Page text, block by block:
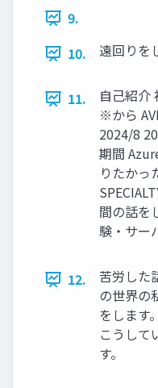
9.
10.
遠回りを
11.
自己紹介
※から
2024/8
期間
りたかっ
間の話を
験・サー
12.
苦労した
の世界の
をします
こうして
す。